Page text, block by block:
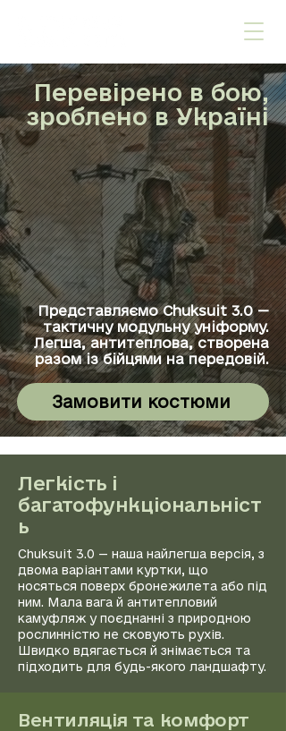
Перевірено в бою,
зроблено в Україні
Представляємо Chuksuit 3.0 —
тактичну модульну уніформу.
Легша, антитеплова, створена
разом із бійцями на передовій.
Замовити костюми
Легкість і
багатофункціональніст
ь
Chuksuit 3.0 — наша найлегша версія, з
двома варіантами куртки, що
носяться поверх бронежилета або під
ним. Мала вага й антитепловий
камуфляж у поєднанні з природною
рослинністю не сковують рухів.
Швидко вдягається й знімається та
підходить для будь-якого ландшафту.
Вентиляція та комфорт